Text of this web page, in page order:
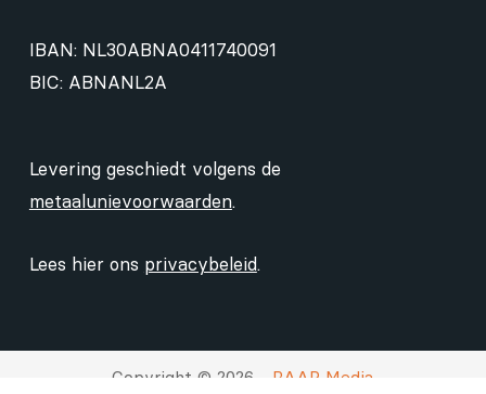
IBAN: NL30ABNA0411740091
BIC: ABNANL2A
Levering geschiedt volgens de
metaalunievoorwaarden.
Lees hier ons privacybeleid.
Copyright © 2026 - RAAP Media